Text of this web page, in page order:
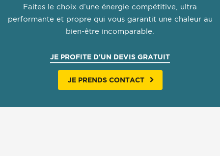
Faites le choix d’une énergie compétitive, ultra
performante et propre qui vous garantit une chaleur au
bien-être incomparable.
JE PROFITE D'UN DEVIS GRATUIT
JE PRENDS CONTACT